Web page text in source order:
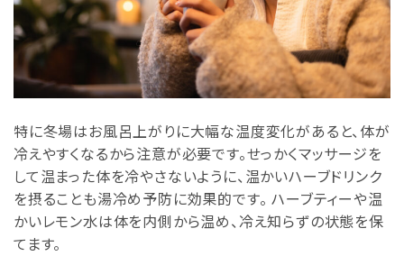
特に冬場はお風呂上がりに大幅な温度変化があると、体が
冷えやすくなるから注意が必要です。せっかくマッサージを
して温まった体を冷やさないように、温かいハーブドリンク
を摂ることも湯冷め予防に効果的です。 ハーブティーや温
かいレモン水は体を内側から温め、冷え知らずの状態を保
てます。